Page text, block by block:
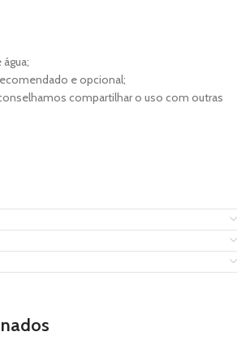
e opcional;
compartilhar o uso com outras